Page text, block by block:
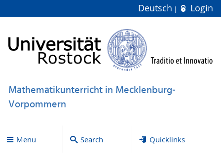
Deutsch Login
Mathematikunterricht in Mecklenburg-
Vorpommern
Menu Search Quicklinks